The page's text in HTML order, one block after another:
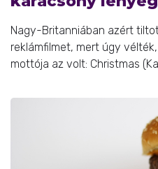
Nagy-Britanniában azért
reklámfilmet, mert úgy
mottója az volt: Christmas